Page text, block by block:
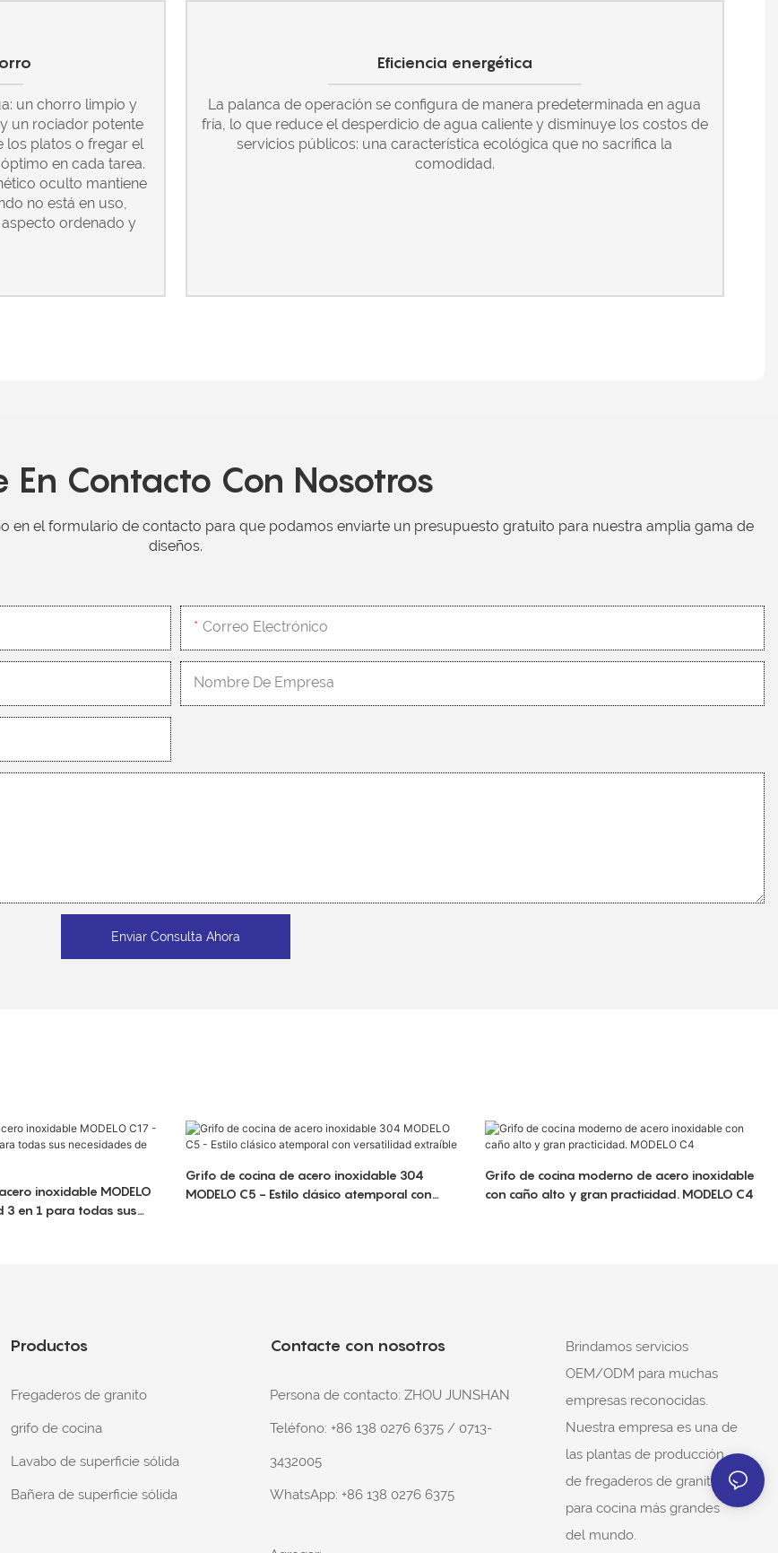
un chorro limpio y
un rociador potente
los platos o fregar el
en cada tarea.
oculto mantiene
no está en uso,
ordenado y
Eficiencia energética
La palanca de operación se configura de manera predeterminada en agua
fría, lo que reduce el desperdicio de agua caliente y disminuye los costos de
servicios públicos: una característica ecológica que no sacrifica la
comodidad.
En Contacto Con Nosotros
en el formulario de contacto para que podamos enviarte un presupuesto gratuito para nuestra amplia gama de
diseños.
Correo Electrónico
Nombre De Empresa
Enviar Consulta Ahora
inoxidable MODELO
3 en 1 para todas sus
Grifo de cocina de acero inoxidable 304
MODELO C5 - Estilo clásico atemporal con
Grifo de cocina moderno de acero inoxidable
con caño alto y gran practicidad. MODELO C4
Productos
Fregaderos de granito
grifo de cocina
Lavabo de superficie sólida
Bañera de superficie sólida
Contacte con nosotros
Persona de contacto: ZHOU JUNSHAN
Teléfono: +86 138 0276 6375 / 0713-
3432005
WhatsApp:+86 138 0276 6375
Brindamos servicios
OEM/ODM para muchas
empresas reconocidas.
Nuestra empresa es una de
las plantas de producción
de fregaderos de granito
para cocina más grandes
del mundo.